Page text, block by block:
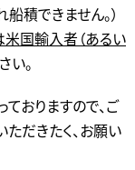
積できません。）
国輸入者（あるい
い。
おりますので、ご
だきたく、お願い